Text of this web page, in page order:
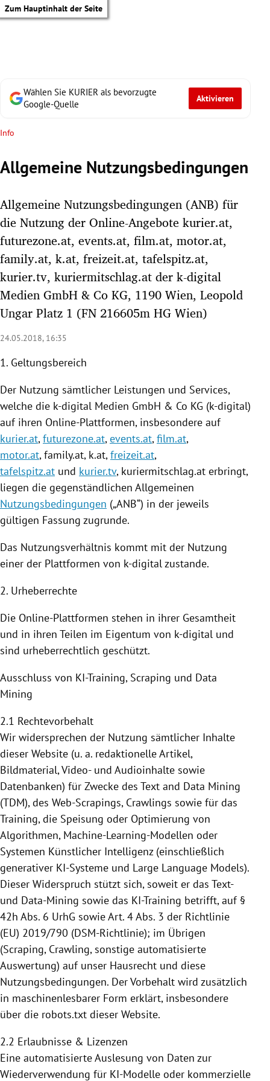
Zum Hauptinhalt der Seite
Untermenü
Untermenü
Untermenü
Untermenü
Untermenü
Untermenü
Untermenü
Untermenü
Untermenü
Untermenü
Wählen Sie KURIER als bevorzugte
Google-Quelle
Aktivieren
Info
Allgemeine Nutzungsbedingungen
Allgemeine Nutzungsbedingungen (ANB) für
die Nutzung der Online-Angebote kurier.at,
futurezone.at, events.at, film.at, motor.at,
family.at, k.at, freizeit.at, tafelspitz.at,
kurier.tv, kuriermitschlag.at der k-digital
Medien GmbH & Co KG, 1190 Wien, Leopold
Ungar Platz 1 (FN 216605m HG Wien)
24.05.2018, 16:35
1. Geltungsbereich
Der Nutzung sämtlicher Leistungen und Services,
welche die k-digital Medien GmbH & Co KG (k-digital)
auf ihren Online-Plattformen, insbesondere auf
kurier.at, futurezone.at, events.at, film.at,
motor.at, family.at, k.at, freizeit.at,
tafelspitz.at und kurier.tv, kuriermitschlag.at erbringt,
liegen die gegenständlichen Allgemeinen
Nutzungsbedingungen („ANB“) in der jeweils
gültigen Fassung zugrunde.
Das Nutzungsverhältnis kommt mit der Nutzung
einer der Plattformen von k-digital zustande.
2. Urheberrechte
Die Online-Plattformen stehen in ihrer Gesamtheit
und in ihren Teilen im Eigentum von k-digital und
sind urheberrechtlich geschützt.
Ausschluss von KI-Training, Scraping und Data
Mining
2.1 Rechtevorbehalt
Wir widersprechen der Nutzung sämtlicher Inhalte
dieser Website (u. a. redaktionelle Artikel,
Bildmaterial, Video- und Audioinhalte sowie
Datenbanken) für Zwecke des Text and Data Mining
(TDM), des Web-Scrapings, Crawlings sowie für das
Training, die Speisung oder Optimierung von
Algorithmen, Machine-Learning-Modellen oder
Systemen Künstlicher Intelligenz (einschließlich
generativer KI-Systeme und Large Language Models).
Dieser Widerspruch stützt sich, soweit er das Text-
und Data-Mining sowie das KI-Training betrifft, auf §
42h Abs. 6 UrhG sowie Art. 4 Abs. 3 der Richtlinie
(EU) 2019/790 (DSM-Richtlinie); im Übrigen
(Scraping, Crawling, sonstige automatisierte
Auswertung) auf unser Hausrecht und diese
Nutzungsbedingungen. Der Vorbehalt wird zusätzlich
in maschinenlesbarer Form erklärt, insbesondere
über die robots.txt dieser Website.
2.2 Erlaubnisse & Lizenzen
Eine automatisierte Auslesung von Daten zur
Wiederverwendung für KI-Modelle oder kommerzielle